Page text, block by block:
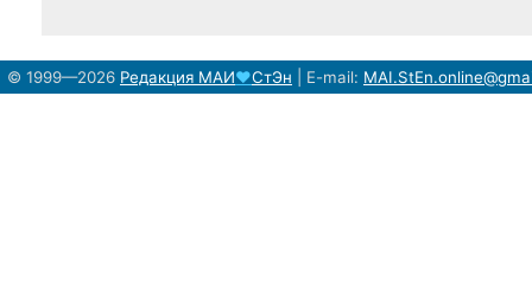
© 1999—2026 Редакция МАИ♥СтЭн E-mail: